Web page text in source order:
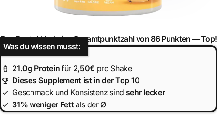
Das Produkt hat eine Gesamtpunktzahl von 86 Punkten —Top!
Was du wissen musst:
21.0g Protein für 2,50€ pro Shake
Dieses Supplement ist in der Top 10
Geschmack und Konsistenz sind sehr lecker
31% weniger Fettals der Ø